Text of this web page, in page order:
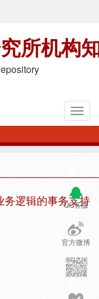
所机构
QQ客服
官方微博
务逻辑的事务支持